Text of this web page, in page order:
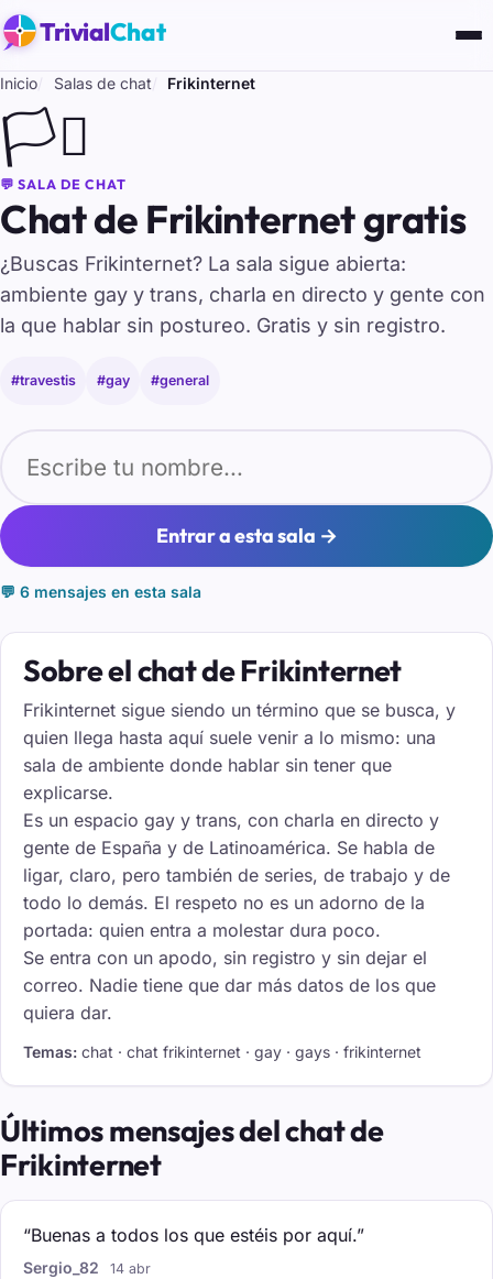
TrivialChat
Inicio Salas de chat Frikinternet
🏳️‍⚧️
💬 SALA DE CHAT
Chat de Frikinternet gratis
¿Buscas Frikinternet? La sala sigue abierta:
ambiente gay y trans, charla en directo y gente con
la que hablar sin postureo. Gratis y sin registro.
#travestis #gay #general
Entrar a esta sala →
💬 6 mensajes en esta sala
Sobre el chat de Frikinternet
Frikinternet sigue siendo un término que se busca, y
quien llega hasta aquí suele venir a lo mismo: una
sala de ambiente donde hablar sin tener que
explicarse.
Es un espacio gay y trans, con charla en directo y
gente de España y de Latinoamérica. Se habla de
ligar, claro, pero también de series, de trabajo y de
todo lo demás. El respeto no es un adorno de la
portada: quien entra a molestar dura poco.
Se entra con un apodo, sin registro y sin dejar el
correo. Nadie tiene que dar más datos de los que
quiera dar.
Temas: chat · chat frikinternet · gay · gays · frikinternet
Últimos mensajes del chat de
Frikinternet
“Buenas a todos los que estéis por aquí.”
Sergio_82 14 abr